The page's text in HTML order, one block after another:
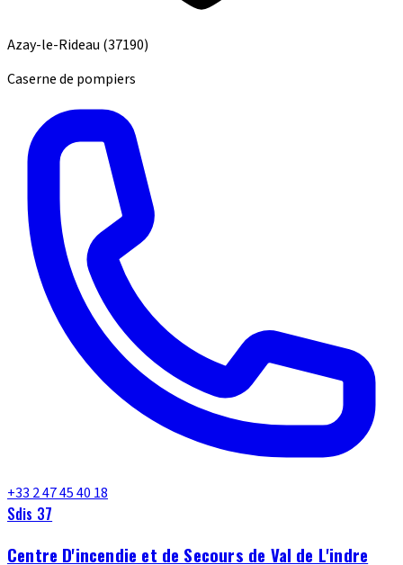
Azay-le-Rideau (37190)
Caserne de pompiers
+33 2 47 45 40 18
Sdis 37
Centre D'incendie et de Secours de Val de L'indre